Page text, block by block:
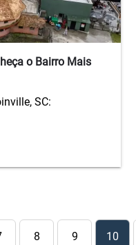
o Bairro Mais
SC:
8 9 10